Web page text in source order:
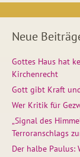
Neue
Gottes Haus hat
Kirchenrecht
Gott gibt Kraft
Wer Kritik für
„Signal des
Terroranschlags
Der halbe Paulus: